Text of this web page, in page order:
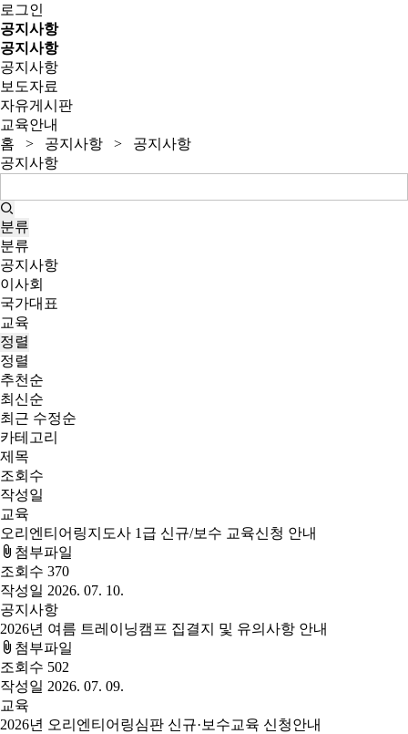
로그인
공지사항
공지사항
공지사항
보도자료
자유게시판
교육안내
홈 > 공지사항 > 공지사항
공지사항
분류
분류
공지사항
이사회
국가대표
교육
정렬
정렬
추천순
최신순
최근 수정순
카테고리
제목
조회수
작성일
교육
오리엔티어링지도사 1급 신규/보수 교육신청 안내
첨부파일
조회수 370
작성일 2026. 07. 10.
공지사항
2026년 여름 트레이닝캠프 집결지 및 유의사항 안내
첨부파일
조회수 502
작성일 2026. 07. 09.
교육
2026년 오리엔티어링심판 신규·보수교육 신청안내